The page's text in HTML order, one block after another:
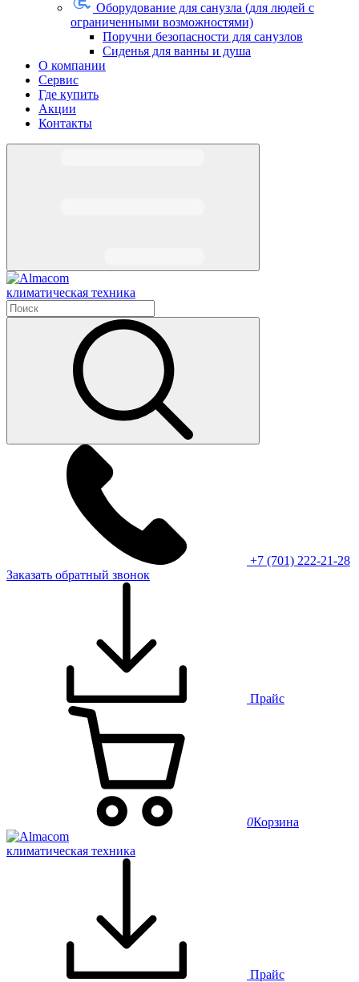
Оборудование для санузла (для людей с
ограниченными возможностями)
Поручни безопасности для санузлов
Сиденья для ванны и душа
О компании
Сервис
Где купить
Акции
Контакты
климатическая техника
+7 (701) 222-21-28
Заказать обратный звонок
Прайс
0Корзина
климатическая техника
Прайс